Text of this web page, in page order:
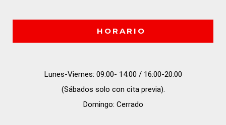
HORARIO
Lunes-Viernes: 09:00- 14:00 / 16:00-20:00
(Sábados solo con cita previa).
Domingo: Cerrado